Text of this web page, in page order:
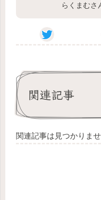
らくまむさ
関連記事
関連記事は見つかりませ